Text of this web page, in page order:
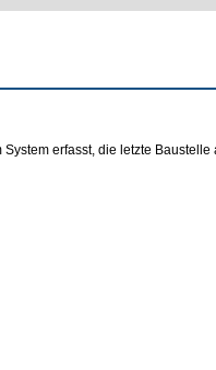
erfasst, die letzte